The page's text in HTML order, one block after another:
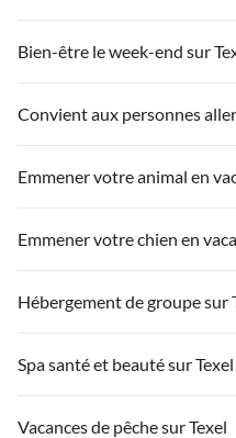
Bien-être le week-end sur
Convient aux personnes
Emmener votre animal en
Emmener votre chien en
Hébergement de groupe sur
Spa santé et beauté sur Texel
Vacances de pêche sur Texel